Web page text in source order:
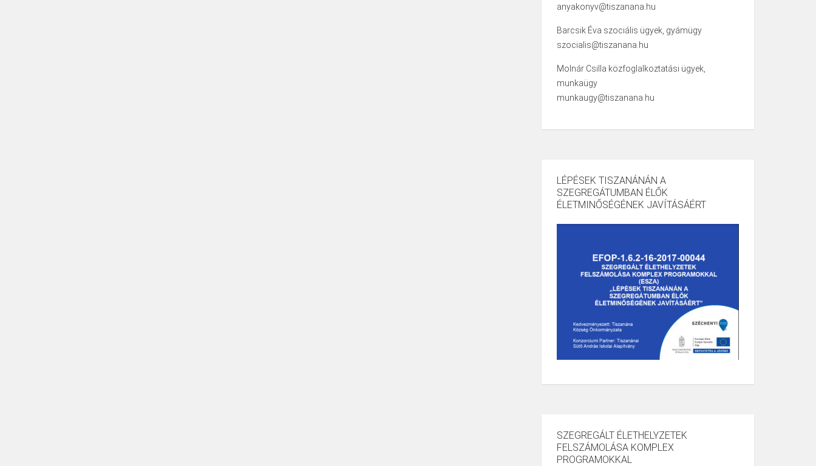
anyakonyv@tiszanana.hu
Barcsik Éva szociális ügyek, gyámügy
szocialis@tiszanana.hu
Molnár Csilla közfoglalkoztatási ügyek,
munkaügy
munkaugy@tiszanana.hu
LÉPÉSEK TISZANÁNÁN A
SZEGREGÁTUMBAN ÉLŐK
ÉLETMINŐSÉGÉNEK JAVÍTÁSÁÉRT
SZEGREGÁLT ÉLETHELYZETEK
FELSZÁMOLÁSA KOMPLEX
PROGRAMOKKAL